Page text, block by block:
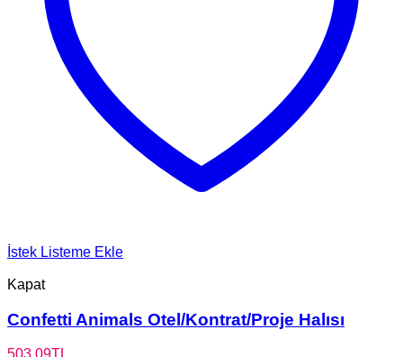
İstek Listeme Ekle
Kapat
Confetti Animals Otel/Kontrat/Proje Halısı